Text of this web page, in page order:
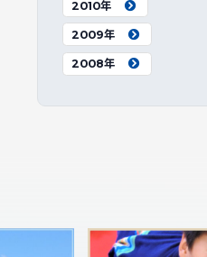
2010年
2009年
2008年